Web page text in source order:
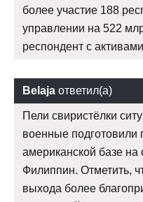
более участие 188
управлении на 522
респондент с
Belaja ответил(а)
Пели свиристёлки
военные подготовили
американской базе на
Филиппин. Отметить,
выхода более